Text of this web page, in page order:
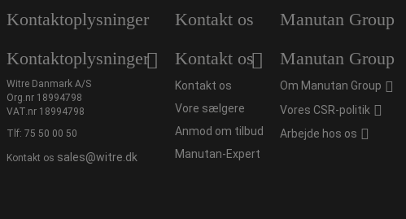
Kontaktoplysninger
Kontaktoplysninger
Witre Danmark A/S
Org.nr 18994798
VAT.nr 18994798
Tlf: 75 50 00 50
Kontakt os sales@witre.dk
Kontakt os
Kontakt os
Kontakt os
Vore sælgere
Anmod om tilbud
Manutan-Expert
Manutan Group
Manutan Group
Om Manutan Group
Vores CSR-politik
Arbejde hos os